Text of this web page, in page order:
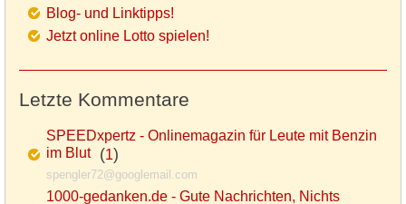
Blog- und Linktipps!
Jetzt online Lotto spielen!
Letzte Kommentare
SPEEDxpertz - Onlinemagazin für Leute mit Benzin
im Blut(1)
spengler72@googlemail.com
1000-gedanken.de - Gute Nachrichten, Nichts